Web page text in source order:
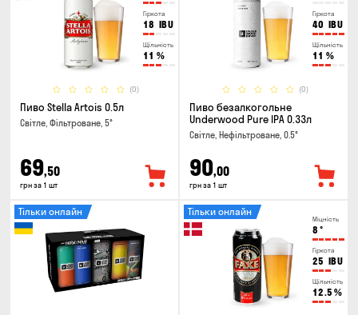
Гіркота
18 IBU
Щільність
11 %
(0)
Пиво Stella Artois 0.5л
Світле, Фільтроване, 5°
69,50
грн за 1 шт
Гіркота
40 IBU
Щільність
11 %
(0)
Пиво безалкогольне
Underwood Pure IPA 0.33л
Світле, Нефільтроване, 0.5°
90,00
грн за 1 шт
Тільки онлайн
Міцність
8 °
Гіркота
25 IBU
Щільність
12.5 %
Тільки онлайн